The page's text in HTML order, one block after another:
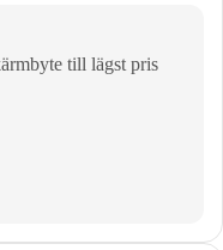
till lägst pris